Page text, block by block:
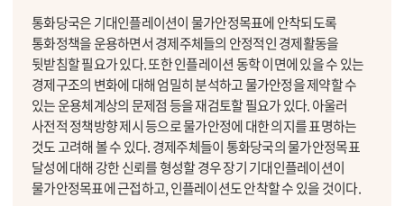
통화당국은 기대인플레이션이 물가안정목표에 안착되도록
통화정책을 운용하면서 경제주체들의 안정적인 경제활동을
뒷받침할 필요가 있다. 또한 인플레이션 동학 이면에 있을 수 있는
경제구조의 변화에 대해 엄밀히 분석하고 물가안정을 제약할 수
있는 운용체계상의 문제점 등을 재검토할 필요가 있다. 아울러
사전적 정책방향 제시 등으로 물가안정에 대한 의지를 표명하는
것도 고려해 볼 수 있다. 경제주체들이 통화당국의 물가안정목표
달성에 대해 강한 신뢰를 형성할 경우 장기 기대인플레이션이
물가안정목표에 근접하고, 인플레이션도 안착할 수 있을 것이다.